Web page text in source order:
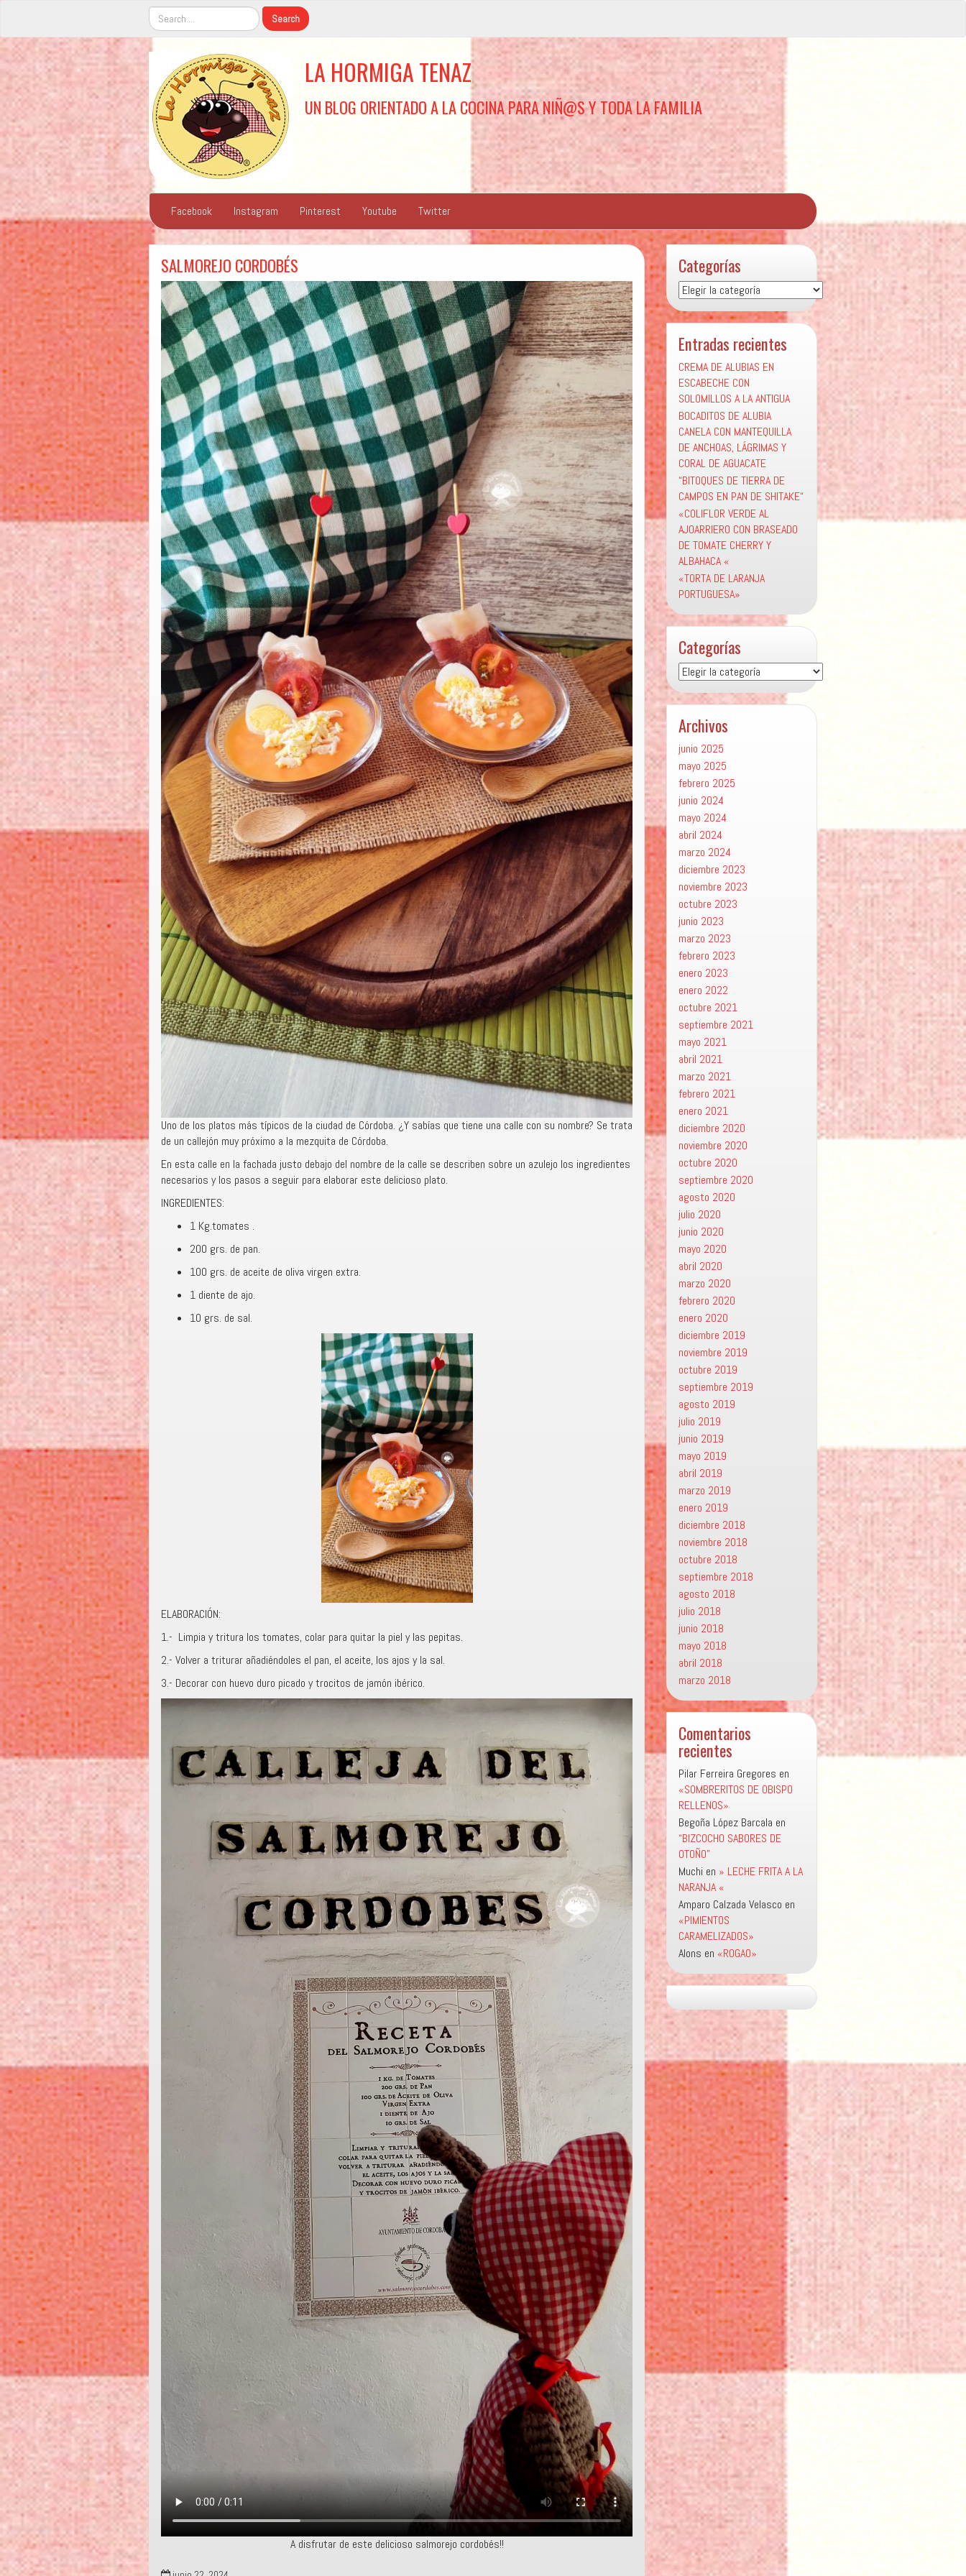
LA HORMIGA TENAZ
UN BLOG ORIENTADO A LA COCINA PARA NIÑ@S Y TODA LA FAMILIA
Facebook Instagram Pinterest Youtube Twitter
SALMOREJO CORDOBÉS
Uno de los platos más típicos de la ciudad de Córdoba. ¿Y sabías que tiene una calle con su nombre? Se trata
de un callejón muy próximo a la mezquita de Córdoba.
En esta calle en la fachada justo debajo del nombre de la calle se describen sobre un azulejo los ingredientes
necesarios y los pasos a seguir para elaborar este delicioso plato.
INGREDIENTES:
1 Kg.tomates .
200 grs. de pan.
100 grs. de aceite de oliva virgen extra.
1 diente de ajo.
10 grs. de sal.
ELABORACIÓN:
1.- Limpia y tritura los tomates, colar para quitar la piel y las pepitas.
2.- Volver a triturar añadiéndoles el pan, el aceite, los ajos y la sal.
3.- Decorar con huevo duro picado y trocitos de jamón ibérico.
A disfrutar de este delicioso salmorejo cordobés!!
Categorías
Categorías
Entradas recientes
CREMA DE ALUBIAS EN
ESCABECHE CON
SOLOMILLOS A LA ANTIGUA
BOCADITOS DE ALUBIA
CANELA CON MANTEQUILLA
DE ANCHOAS, LÁGRIMAS Y
CORAL DE AGUACATE
“BITOQUES DE TIERRA DE
CAMPOS EN PAN DE SHITAKE“
«COLIFLOR VERDE AL
AJOARRIERO CON BRASEADO
DE TOMATE CHERRY Y
ALBAHACA «
«TORTA DE LARANJA
PORTUGUESA»
Categorías
Categorías
Archivos
junio 2025
mayo 2025
febrero 2025
junio 2024
mayo 2024
abril 2024
marzo 2024
diciembre 2023
noviembre 2023
octubre 2023
junio 2023
marzo 2023
febrero 2023
enero 2023
enero 2022
octubre 2021
septiembre 2021
mayo 2021
abril 2021
marzo 2021
febrero 2021
enero 2021
diciembre 2020
noviembre 2020
octubre 2020
septiembre 2020
agosto 2020
julio 2020
junio 2020
mayo 2020
abril 2020
marzo 2020
febrero 2020
enero 2020
diciembre 2019
noviembre 2019
octubre 2019
septiembre 2019
agosto 2019
julio 2019
junio 2019
mayo 2019
abril 2019
marzo 2019
enero 2019
diciembre 2018
noviembre 2018
octubre 2018
septiembre 2018
agosto 2018
julio 2018
junio 2018
mayo 2018
abril 2018
marzo 2018
Comentarios
recientes
Pilar Ferreira Gregores en
«SOMBRERITOS DE OBISPO
RELLENOS»
Begoña López Barcala en
“BIZCOCHO SABORES DE
OTOÑO”
Muchi en » LECHE FRITA A LA
NARANJA «
Amparo Calzada Velasco en
«PIMIENTOS
CARAMELIZADOS»
Alons en «ROGAO»